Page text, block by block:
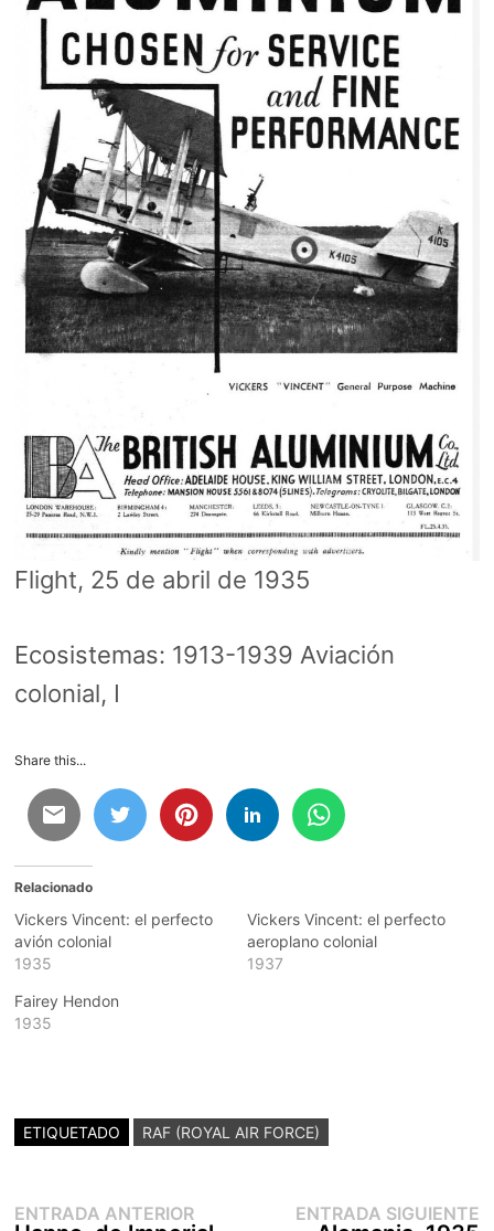
Flight, 25 de abril de 1935
Ecosistemas: 1913-1939 Aviación
colonial, I
Share this...
Relacionado
Vickers Vincent: el perfecto
avión colonial
1935
Vickers Vincent: el perfecto
aeroplano colonial
1937
Fairey Hendon
1935
ETIQUETADO RAF (ROYAL AIR FORCE)
Navegación
ENTRADA ANTERIOREntrada ENTRADA SIGUIENTE